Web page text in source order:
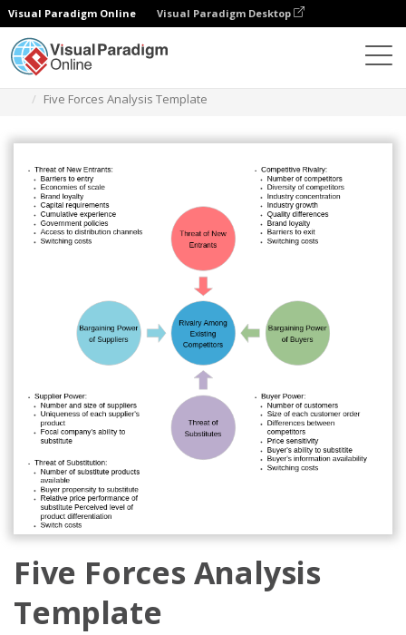
Visual Paradigm Online Visual Paradigm Desktop
Five Forces Analysis Template
Five Forces Analysis
Template